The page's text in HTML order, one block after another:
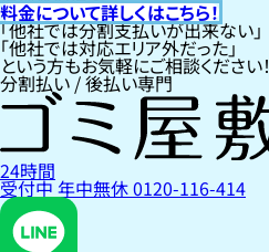
料金について詳しくはこちら！
「他社では分割支払いが出来ない」
「他社では対応エリア外だった」
という方もお気軽にご相談ください！
分割払い / 後払い専門
24時間
受付中年中無休0120-116-414